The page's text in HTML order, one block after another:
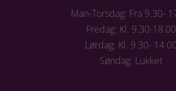
Man-Torsdag: Fra 9.30-
Fredag: Kl. 9.30-18.00
Lørdag: Kl. 9.30- 14.00
Søndag: Lukket